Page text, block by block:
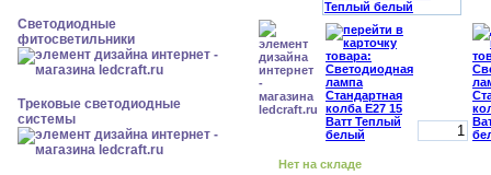
Светодиодные
фитосветильники
Трековые светодиодные
системы
Нет на складе